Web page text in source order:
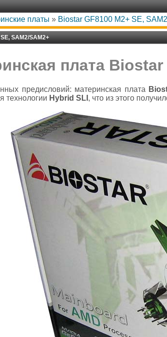
платы » Biostar GF8100 M2+ SE,
SAM2/SAM2+
плата Biostar
предисловий: материнская плата
технологии Hybrid SLI , что из этого